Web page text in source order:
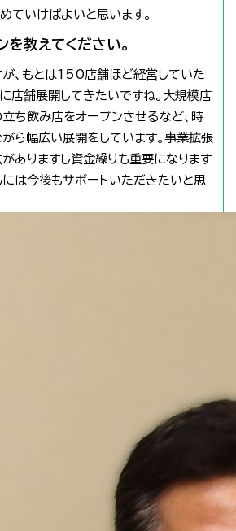
ていけばよいと思います。
を教えてください。
、もとは150店舗ほど経営していた
店舗展開してきたいですね。大規模店
ち飲み店をオープンさせるなど、時
ら幅広い展開をしています。事業拡張
ありますし資金繰りも重要になります
は今後もサポートいただきたいと思